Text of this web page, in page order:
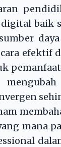
baik
efektif
mana